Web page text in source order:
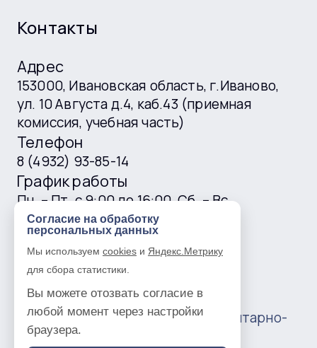
Контакты
Адрес
153000, Ивановская область, г.Иваново,
ул. 10 Августа д.4, каб.43 (приемная
комиссия, учебная часть)
Телефон
8 (4932) 93-85-14
График работы
Пн. – Пт. с 9:00 до 16:00, Сб. – Вс.
выходные
E-mail
ivgtk@mail.ru
© 2016 —2026 Ивановский гуманитарно-
технический колледж
Согласие на обработку
персональных данных
Мы используем cookies и Яндекс.Метрику
для сбора статистики.
Вы можете отозвать согласие в
любой момент через настройки
браузера.